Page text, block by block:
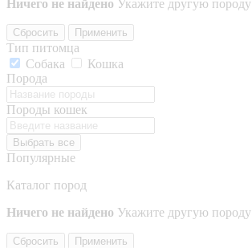
Ничего не найдено Укажите другую породу
Сбросить Применить
Тип питомца
Собака
Кошка
Порода
Породы кошек
Выбрать все
Популярные
Каталог пород
Ничего не найдено Укажите другую породу
Сбросить Применить